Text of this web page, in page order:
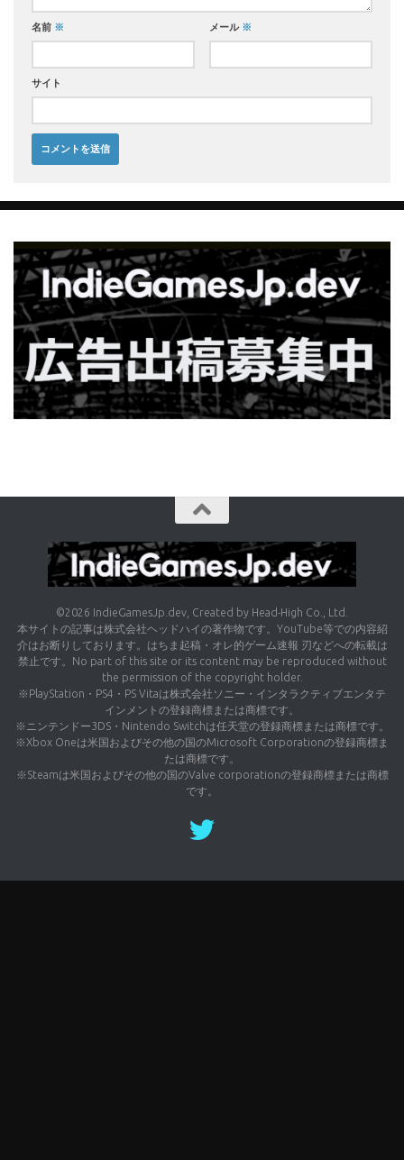
名前 ※ メール ※
サイト
©2026 IndieGamesJp.dev, Created by Head-High Co., Ltd.
本サイトの記事は株式会社ヘッドハイの著作物です。YouTube等での内容紹
介はお断りしております。はちま起稿・オレ的ゲーム速報 刃などへの転載は
禁止です。No part of this site or its content may be reproduced without
the permission of the copyright holder.
※PlayStation・PS4・PS Vitaは株式会社ソニー・インタラクティブエンタテ
インメントの登録商標または商標です。
※ニンテンドー3DS・Nintendo Switchは任天堂の登録商標または商標です。
※Xbox Oneは米国およびその他の国のMicrosoft Corporationの登録商標ま
たは商標です。
※Steamは米国およびその他の国のValve corporationの登録商標または商標
です。